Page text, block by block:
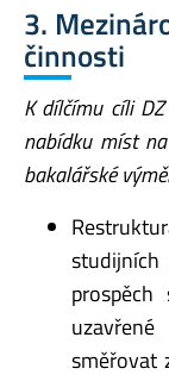
3.
činnosti
K dílčímu cíli
nabídku míst
bakalářské
studijních
směřovat